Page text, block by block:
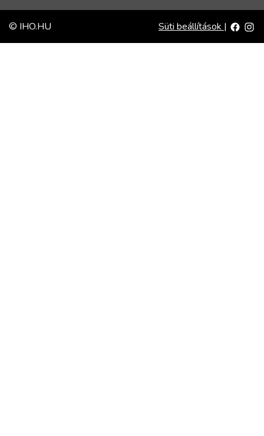
© IHO.HU Süti beállítások |